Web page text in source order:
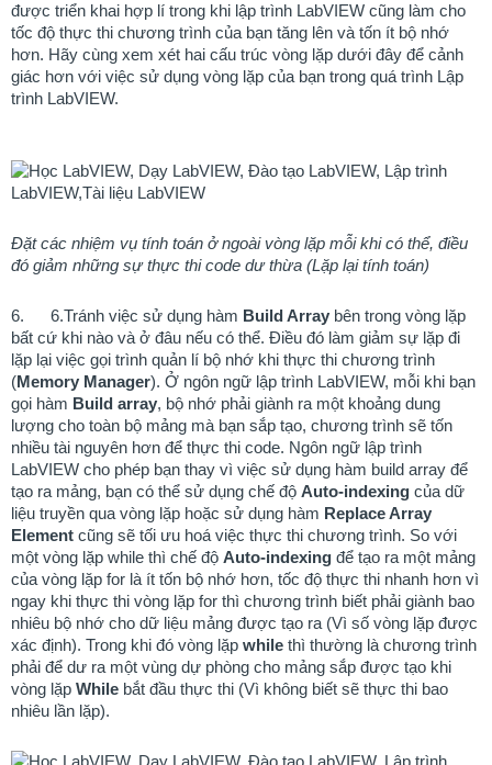
được triển khai hợp lí trong khi lập trình LabVIEW cũng làm cho
tốc độ thực thi chương trình của bạn tăng lên và tốn ít bộ nhớ
hơn. Hãy cùng xem xét hai cấu trúc vòng lặp dưới đây để cảnh
giác hơn với việc sử dụng vòng lặp của bạn trong quá trình Lập
trình LabVIEW.
Đặt các nhiệm vụ tính toán ở ngoài vòng lặp mỗi khi có thể, điều
đó giảm những sự thực thi code dư thừa (Lặp lại tính toán)
6. 6.Tránh việc sử dụng hàm Build Array bên trong vòng lặp
bất cứ khi nào và ở đâu nếu có thể. Điều đó làm giảm sự lặp đi
lặp lại việc gọi trình quản lí bộ nhớ khi thực thi chương trình
(Memory Manager). Ở ngôn ngữ lập trình LabVIEW, mỗi khi bạn
gọi hàm Build array, bộ nhớ phải giành ra một khoảng dung
lượng cho toàn bộ mảng mà bạn sắp tạo, chương trình sẽ tốn
nhiều tài nguyên hơn để thực thi code. Ngôn ngữ lập trình
LabVIEW cho phép bạn thay vì việc sử dụng hàm build array để
tạo ra mảng, bạn có thể sử dụng chế độ Auto-indexing của dữ
liệu truyền qua vòng lặp hoặc sử dụng hàm Replace Array
Element cũng sẽ tối ưu hoá việc thực thi chương trình. So với
một vòng lặp while thì chế độ Auto-indexing để tạo ra một mảng
của vòng lặp for là ít tốn bộ nhớ hơn, tốc độ thực thi nhanh hơn vì
ngay khi thực thi vòng lặp for thì chương trình biết phải giành bao
nhiêu bộ nhớ cho dữ liệu mảng được tạo ra (Vì số vòng lặp được
xác định). Trong khi đó vòng lặp while thì thường là chương trình
phải để dư ra một vùng dự phòng cho mảng sắp được tạo khi
vòng lặp While bắt đầu thực thi (Vì không biết sẽ thực thi bao
nhiêu lần lặp).